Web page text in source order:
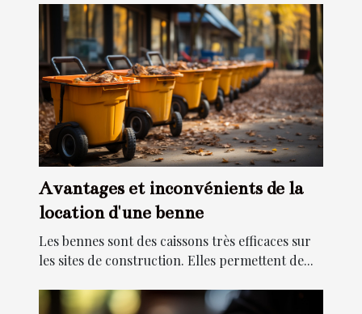
Avantages et inconvénients de la
location d'une benne
Les bennes sont des caissons très efficaces sur
les sites de construction. Elles permettent de...